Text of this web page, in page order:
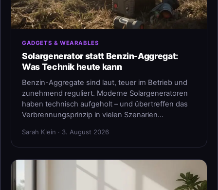
GADGETS & WEARABLES
Solargenerator statt Benzin-Aggregat:
Was Technik heute kann
Benzin-Aggregate sind laut, teuer im Betrieb und
zunehmend reguliert. Moderne Solargeneratoren
haben technisch aufgeholt – und übertreffen das
Verbrennungsprinzip in vielen Szenarien…
Sarah Klein · 3. August 2026